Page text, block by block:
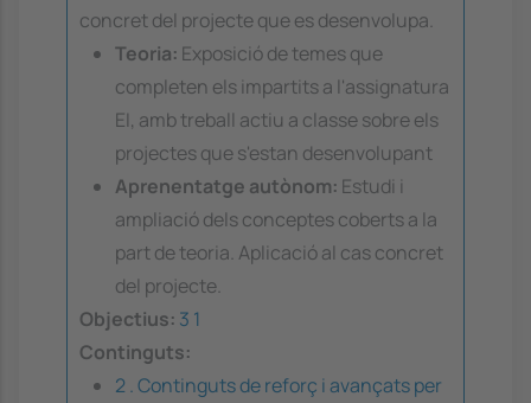
concret del projecte que es desenvolupa.
Teoria: Exposició de temes que
completen els impartits a l'assignatura
EI, amb treball actiu a classe sobre els
projectes que s'estan desenvolupant
Aprenentatge autònom: Estudi i
ampliació dels conceptes coberts a la
part de teoria. Aplicació al cas concret
del projecte.
Objectius: 3 1
Continguts:
2 . Continguts de reforç i avançats per